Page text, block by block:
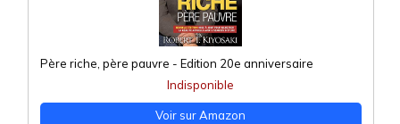
Père riche, père pauvre - Edition 20e anniversaire
Indisponible
Voir sur Amazon